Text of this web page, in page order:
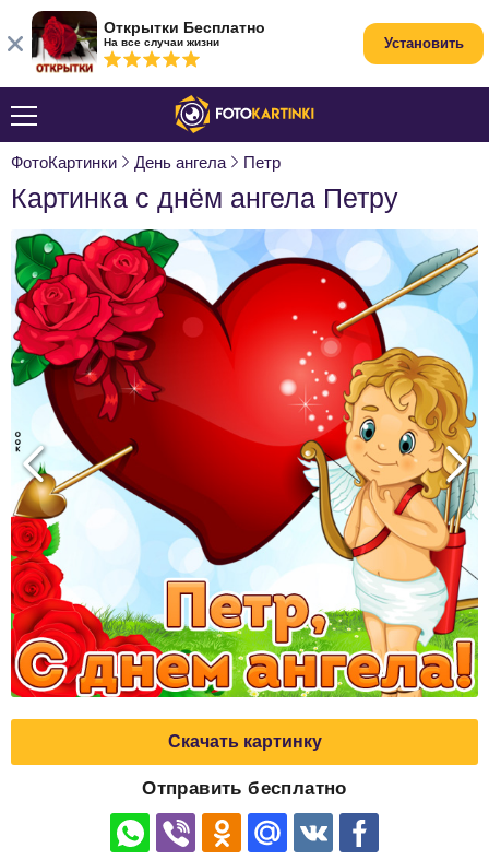
ФотоКартинки День ангела Петр
Картинка с днём ангела Петру
Скачать картинку
Отправить бесплатно
Открытки Бесплатно
На все случаи жизни Установить